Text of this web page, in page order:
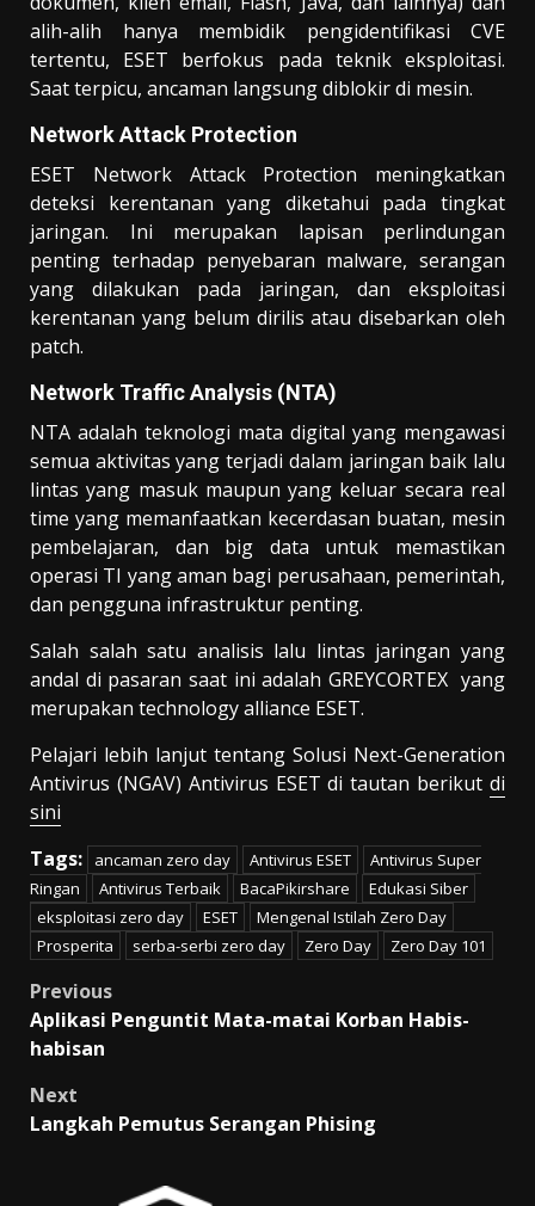
alih-alih hanya membidik pengidentifikasi CVE
tertentu, ESET berfokus pada teknik eksploitasi.
Saat terpicu, ancaman langsung diblokir di mesin.
Network Attack Protection
ESET Network Attack Protection meningkatkan
deteksi kerentanan yang diketahui pada tingkat
jaringan. Ini merupakan lapisan perlindungan
penting terhadap penyebaran malware, serangan
yang dilakukan pada jaringan, dan eksploitasi
kerentanan yang belum dirilis atau disebarkan oleh
patch.
Network Traffic Analysis (NTA)
NTA adalah teknologi mata digital yang mengawasi
semua aktivitas yang terjadi dalam jaringan baik lalu
lintas yang masuk maupun yang keluar secara real
time yang memanfaatkan kecerdasan buatan, mesin
pembelajaran, dan big data untuk memastikan
operasi TI yang aman bagi perusahaan, pemerintah,
dan pengguna infrastruktur penting.
Salah salah satu analisis lalu lintas jaringan yang
andal di pasaran saat ini adalah GREYCORTEX yang
merupakan technology alliance ESET.
Pelajari lebih lanjut tentang Solusi Next-Generation
Antivirus (NGAV) Antivirus ESET di tautan berikut di
sini
Tags:
ancaman zero day Antivirus ESET
Antivirus Super
Ringan
Antivirus Terbaik BacaPikirshare
Edukasi Siber
eksploitasi zero day
ESET
Mengenal Istilah Zero Day
Prosperita
serba-serbi zero day Zero Day Zero Day 101
Post
navigation
Previous
Aplikasi Penguntit Mata-matai Korban Habis-
habisan
Next
Langkah Pemutus Serangan Phising